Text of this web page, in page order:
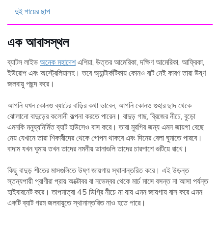
দুই পায়ের ছাপ
এক আবাসস্থল
ব্যাটস লাইভ অনেক মহাদেশএশিয়া, উত্তর আমেরিকা, দক্ষিণ আমেরিকা, আফ্রিকা,
ইউরোপ এবং অস্ট্রেলিয়াসহ। তবে অ্যান্টার্কটিকায় কোনও বাট নেই কারণ তারা উষ্ণ
জলবায়ু পছন্দ করে।
আপনি যখন কোনও ব্যাটের বাড়ির কথা ভাবেন, আপনি কোনও গুহার ছাদ থেকে
ঝোলানো বাদুড়ের কলোনী কল্পনা করতে পারেন। বাদুড় গাছ, ব্রিজের নীচে, বুড়ো
এমনকি মনুষ্যনির্মিত ব্যাট হাউসেও বাস করে। তারা মুরগির জন্য এমন জায়গা বেছে
নেয় যেখানে তারা শিকারীদের থেকে গোপন থাকবে এবং দিনের বেলা ঘুমাতে পারবে।
বাদাম যখন ঘুমায় তখন তাদের নমনীয় ডানাগুলি তাদের চারপাশে গুটিয়ে রাখে।
কিছু বাদুড় শীতের মাসগুলিতে উষ্ণ জায়গায় স্থানান্তরিত করে। এই উড়ন্ত
স্তন্যপায়ী প্রাণীরা প্রায় অক্টোবর বা নভেম্বর থেকে মার্চ মাসে বসন্ত না আসা পর্যন্ত
হাইবারনেট করে। তাপমাত্রা 45 ডিগ্রি নীচে না যায় এমন জায়গায় বাস করে এমন
একটি ব্যাট গরম জলবায়ুতে স্থানান্তরিত নাও হতে পারে।